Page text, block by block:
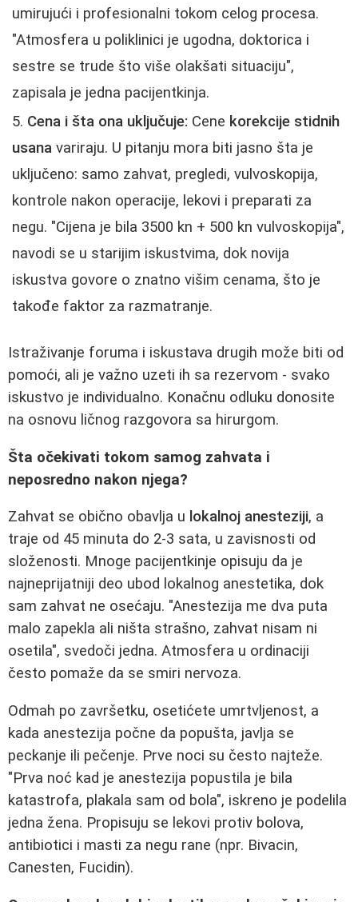
umirujući i profesionalni tokom celog procesa.
"Atmosfera u poliklinici je ugodna, doktorica i
sestre se trude što više olakšati situaciju",
zapisala je jedna pacijentkinja.
Cena i šta ona uključuje: Cene korekcije stidnih
usana variraju. U pitanju mora biti jasno šta je
uključeno: samo zahvat, pregledi, vulvoskopija,
kontrole nakon operacije, lekovi i preparati za
negu. "Cijena je bila 3500 kn + 500 kn vulvoskopija",
navodi se u starijim iskustvima, dok novija
iskustva govore o znatno višim cenama, što je
takođe faktor za razmatranje.
Istraživanje foruma i iskustava drugih može biti od
pomoći, ali je važno uzeti ih sa rezervom - svako
iskustvo je individualno. Konačnu odluku donosite
na osnovu ličnog razgovora sa hirurgom.
Šta očekivati tokom samog zahvata i
neposredno nakon njega?
Zahvat se obično obavlja u lokalnoj anesteziji, a
traje od 45 minuta do 2-3 sata, u zavisnosti od
složenosti. Mnoge pacijentkinje opisuju da je
najneprijatniji deo ubod lokalnog anestetika, dok
sam zahvat ne osećaju. "Anestezija me dva puta
malo zapekla ali ništa strašno, zahvat nisam ni
osetila", svedoči jedna. Atmosfera u ordinaciji
često pomaže da se smiri nervoza.
Odmah po završetku, osetićete umrtvljenost, a
kada anestezija počne da popušta, javlja se
peckanje ili pečenje. Prve noci su često najteže.
"Prva noć kad je anestezija popustila je bila
katastrofa, plakala sam od bola", iskreno je podelila
jedna žena. Propisuju se lekovi protiv bolova,
antibiotici i masti za negu rane (npr. Bivacin,
Canesten, Fucidin).